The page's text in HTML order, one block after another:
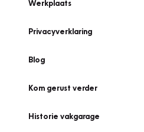
Werkplaats
Privacyverklaring
Blog
Kom gerust verder
Historie vakgarage